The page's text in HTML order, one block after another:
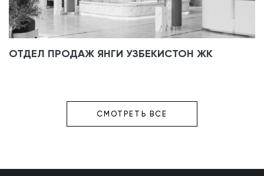
ОТДЕЛ ПРОДАЖ ЯНГИ УЗБЕКИСТОН ЖК
СМОТРЕТЬ ВСЕ